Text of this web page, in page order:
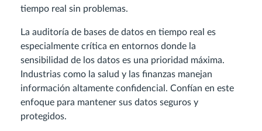
tiempo real sin problemas.
La auditoría de bases de datos en tiempo real es
especialmente crítica en entornos donde la
sensibilidad de los datos es una prioridad máxima.
Industrias como la salud y las finanzas manejan
información altamente confidencial. Confían en este
enfoque para mantener sus datos seguros y
protegidos.